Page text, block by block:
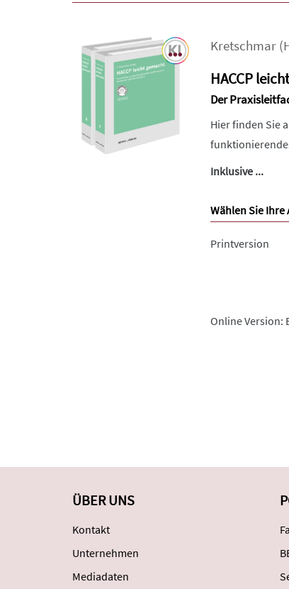
Kretschmar
HACCP
Der
Hier finden Sie
Inklusive ...
Wählen Sie Ihre
Printversion
Online Version:
ÜBER UNS
Kontakt
Unternehmen
Mediadaten